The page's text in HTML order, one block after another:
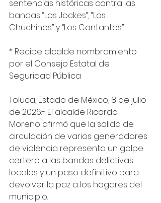
sentencias históricas contra las
bandas “Los Jockes”, “Los
Chuchines” y “Los Cantantes”
* Recibe alcalde nombramiento
por el Consejo Estatal de
Seguridad Pública
Toluca, Estado de México, 8 de julio
de 2026.- El alcalde Ricardo
Moreno afirmó que la salida de
circulación de varios generadores
de violencia representa un golpe
certero a las bandas delictivas
locales y un paso definitivo para
devolver la paz a los hogares del
municipio.